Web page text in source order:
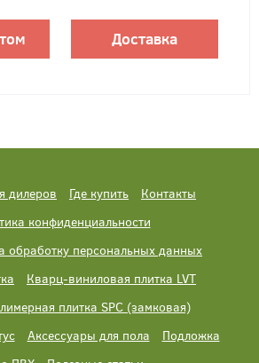
Доставка
дилеров Где купить
Контакты
конфиденциальности
обработку персональных данных
Кварц-виниловая плитка LVT
плитка SPC (замковая)
Аксессуары для пола
Подложка